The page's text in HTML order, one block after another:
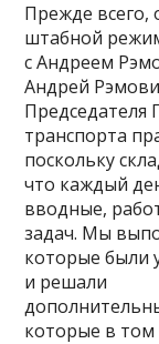
Прежде всего,
штабной
с Андреем
Андрей
Председателя
транспорта
поскольку
что каждый
вводные,
задач. Мы
которые были
и решали
которые в том